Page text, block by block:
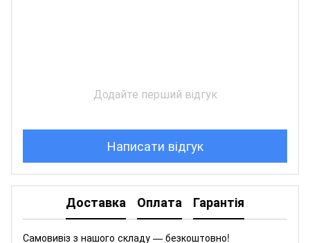
Додайте перший відгук
Написати відгук
Доставка Оплата Гарантія
Самовивіз з нашого складу — безкоштовно!